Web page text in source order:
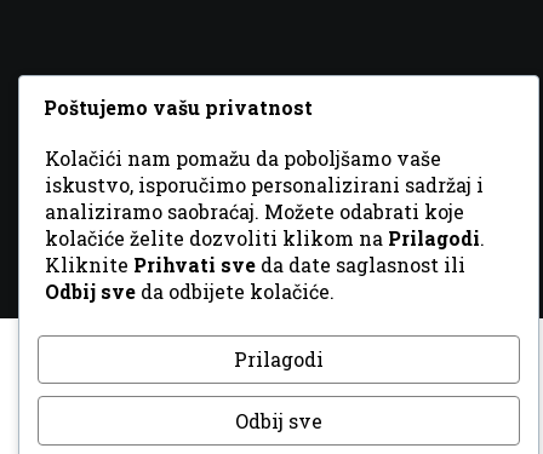
© 2026 Sva prava zadržana. Dizajn
Poštujemo vašu privatnost
Kolačići nam pomažu da poboljšamo vaše
iskustvo, isporučimo personalizirani sadržaj i
analiziramo saobraćaj. Možete odabrati koje
kolačiće želite dozvoliti klikom na Prilagodi.
Kliknite Prihvati sve da date saglasnost ili
Odbij sve da odbijete kolačiće.
Prilagodi
Odbij sve